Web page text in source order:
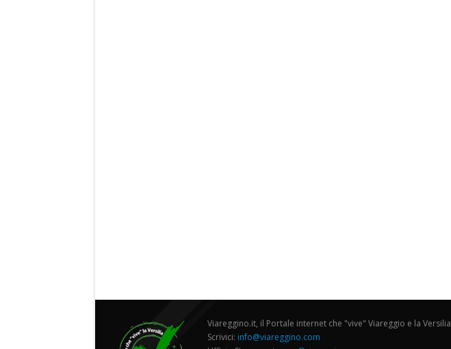
Viareggino.it, il Portale internet che "vive" Viareggio e la Versilia
Scrivici: info@viareggino.com